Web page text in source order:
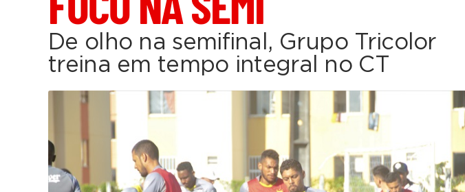
De olho na semifinal, Grupo Tricolor
treina em tempo integral no CT